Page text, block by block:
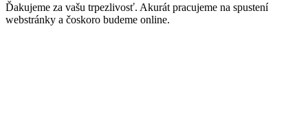
Ďakujeme za vašu trpezlivosť. Akurát pracujeme na spustení
webstránky a čoskoro budeme online.